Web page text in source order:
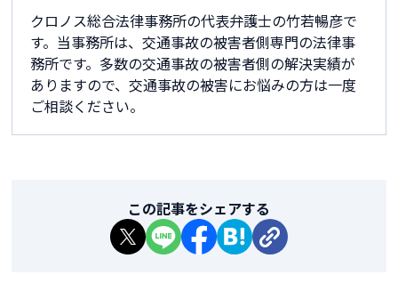
クロノス総合法律事務所の代表弁護士の竹若暢彦で
す。当事務所は、交通事故の被害者側専門の法律事
務所です。多数の交通事故の被害者側の解決実績が
ありますので、交通事故の被害にお悩みの方は一度
ご相談ください。
この記事をシェアする